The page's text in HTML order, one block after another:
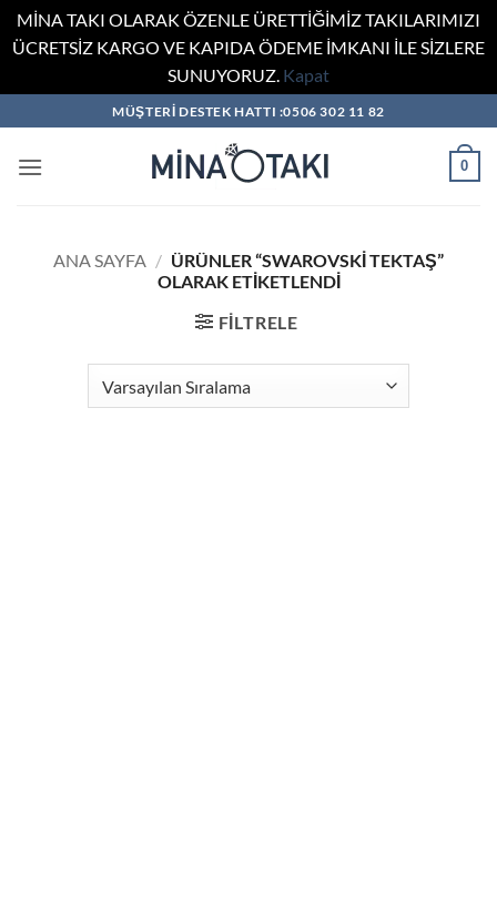
MİNA TAKI OLARAK ÖZENLE ÜRETTİĞİMİZ TAKILARIMIZI
ÜCRETSİZ KARGO VE KAPIDA ÖDEME İMKANI İLE SİZLERE
SUNUYORUZ. Kapat
atla
MÜŞTERİ DESTEK HATTI :0506 302 11 82
0
ANA SAYFA / ÜRÜNLER “SWAROVSKI TEKTAŞ”
OLARAK ETIKETLENDI
FILTRELE